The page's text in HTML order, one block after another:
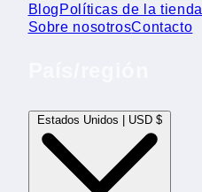
Blog Políticas de la tienda
Sobre nosotrosContacto
Estados Unidos | USD $